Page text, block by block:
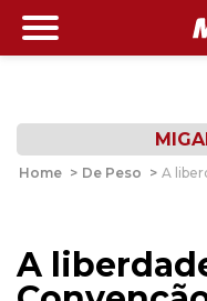
Home > De Peso > A
A